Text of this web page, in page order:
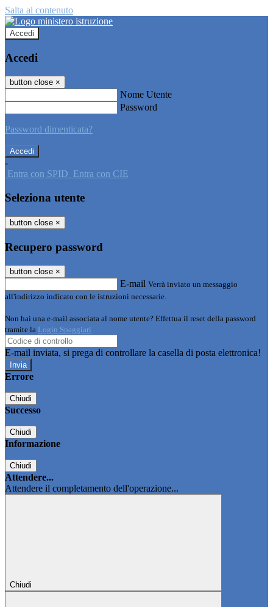
Salta al contenuto
Accedi
Accedi
button close ×
Nome Utente
Password
Password dimenticata?
-
Entra con SPID Entra con CIE
Seleziona utente
button close ×
Recupero password
button close ×
E-mail Verrà inviato un messaggio
all'indirizzo indicato con le istruzioni necessarie.
Non hai una e-mail associata al nome utente? Effettua il reset della password
tramite la Login Spaggiari
E-mail inviata, si prega di controllare la casella di posta elettronica!
Errore
Chiudi
Successo
Chiudi
Informazione
Chiudi
Attendere...
Attendere il completamento dell'operazione...
Chiudi